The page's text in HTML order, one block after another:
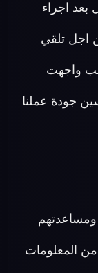
بعد اجراء
اجل تلقي
واجهت
جودة عملنا
ومساعدتهم
المعلومات